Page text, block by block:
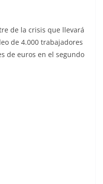
de la crisis que llevará
de 4.000 trabajadores
de euros en el segundo